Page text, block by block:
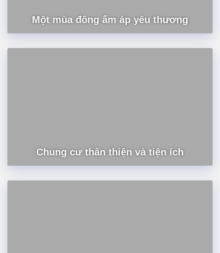
Một mùa đông ấm áp yêu thương
Chung cư thân thiện và tiện ích